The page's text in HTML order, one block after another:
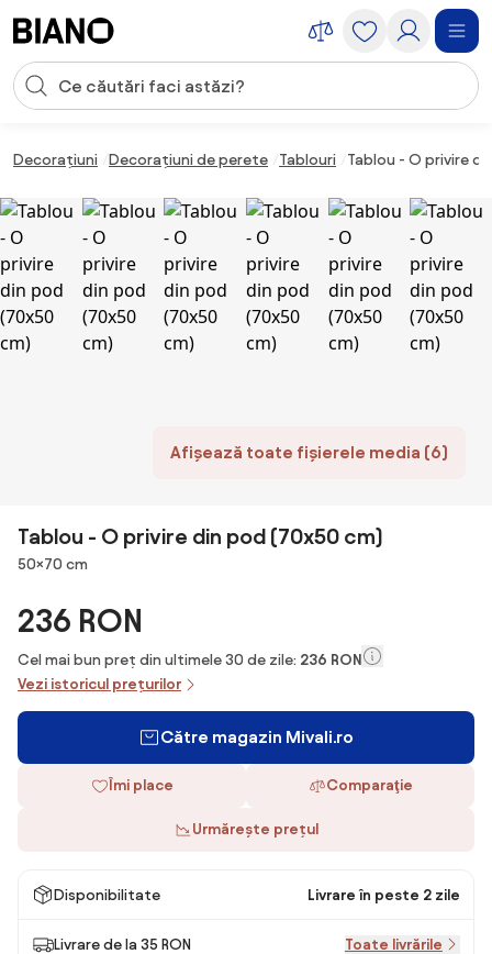
Introducerea căutării
Decorațiuni Decorațiuni de perete Tablouri Tablou - O privire
Afișează toate fișierele media (6)
Tablou - O privire din pod (70x50 cm)
Dimensiuni
50×70 cm
236 RON
Cel mai bun preț din ultimele 30 de zile: 236 RON
Vezi istoricul prețurilor
Către magazin Mivali.ro
Îmi place Comparaţie
Urmărește prețul
Disponibilitate Livrare în peste 2 zile
Livrare de la 35 RON Toate livrările